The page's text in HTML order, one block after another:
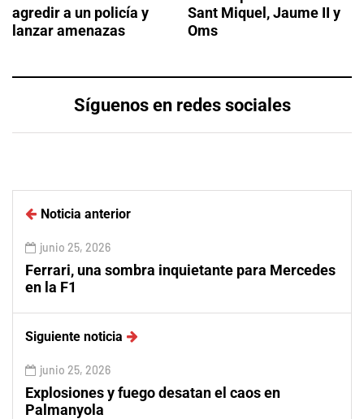
agredir a un policía y
lanzar amenazas
Sant Miquel, Jaume II y
Oms
Síguenos en redes sociales
Noticia anterior
junio 25, 2026
Ferrari, una sombra inquietante para Mercedes
en la F1
Siguiente noticia
junio 25, 2026
Explosiones y fuego desatan el caos en
Palmanyola